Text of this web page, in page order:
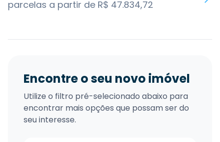
parcelas a partir de R$ 47.834,72
Encontre o seu novo imóvel
Utilize o filtro pré-selecionado abaixo para
encontrar mais opções que possam ser do
seu interesse.